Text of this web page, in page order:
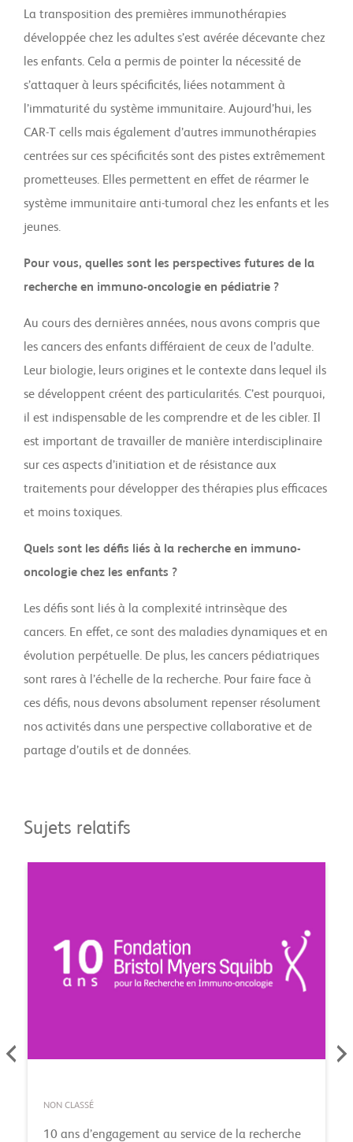
La transposition des premières immunothérapies
développée chez les adultes s’est avérée décevante chez
les enfants. Cela a permis de pointer la nécessité de
s’attaquer à leurs spécificités, liées notamment à
l’immaturité du système immunitaire. Aujourd’hui, les
CAR-T cells mais également d’autres immunothérapies
centrées sur ces spécificités sont des pistes extrêmement
prometteuses. Elles permettent en effet de réarmer le
système immunitaire anti-tumoral chez les enfants et les
jeunes.
Pour vous, quelles sont les perspectives futures de la
recherche en immuno-oncologie en pédiatrie ?
Au cours des dernières années, nous avons compris que
les cancers des enfants différaient de ceux de l’adulte.
Leur biologie, leurs origines et le contexte dans lequel ils
se développent créent des particularités. C’est pourquoi,
il est indispensable de les comprendre et de les cibler. Il
est important de travailler de manière interdisciplinaire
sur ces aspects d’initiation et de résistance aux
traitements pour développer des thérapies plus efficaces
et moins toxiques.
Quels sont les défis liés à la recherche en immuno-
oncologie chez les enfants ?
Les défis sont liés à la complexité intrinsèque des
cancers. En effet, ce sont des maladies dynamiques et en
évolution perpétuelle. De plus, les cancers pédiatriques
sont rares à l’échelle de la recherche. Pour faire face à
ces défis, nous devons absolument repenser résolument
nos activités dans une perspective collaborative et de
partage d’outils et de données.
Sujets relatifs
NON CLASSÉ
10 ans d’engagement au service de la recherche